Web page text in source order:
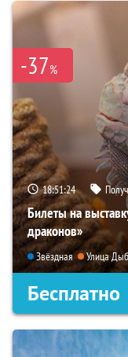
-37%
18:51:22
Билеты на
драконов»
Звёздная Улица
Бесплатно